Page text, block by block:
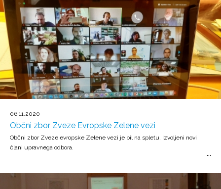
06.11.2020
Občni zbor Zveze Evropske Zelene vezi
Občni zbor Zveze evropske Zelene vezi je bil na spletu. Izvoljeni novi
člani upravnega odbora.